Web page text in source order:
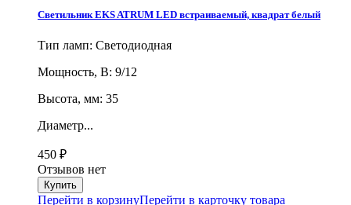
Светильник EKS ATRUM LED встраиваемый, квадрат белый
Тип ламп: Светодиодная
Мощность, В: 9/12
Высота, мм: 35
Диаметр...
450 ₽
Отзывов нет
Перейти в корзинуПерейти в карточку товара